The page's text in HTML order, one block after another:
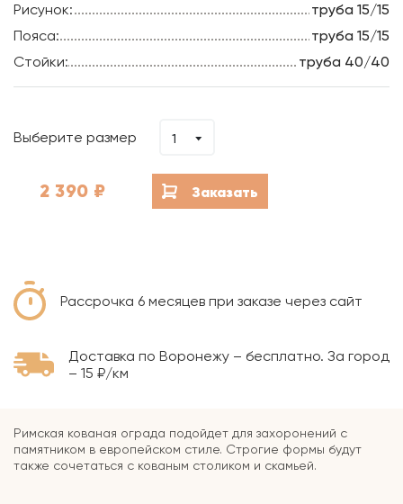
Рисунок:
труба 15/15
Пояса:
труба 15/15
Стойки:
труба 40/40
Выберите размер 1
2 390 ₽ Заказать
Рассрочка 6 месяцев при заказе через сайт
Доставка по Воронежу – бесплатно. За город
– 15 ₽/км
Римская кованая ограда подойдет для захоронений с
памятником в европейском стиле. Строгие формы будут
также сочетаться с кованым столиком и скамьей.